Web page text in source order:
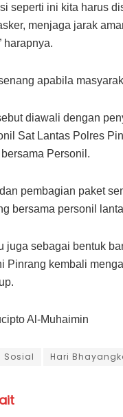
seperti ini kita harus
menjaga jarak
harapnya.
apabila
diawali dengan
Sat Lantas Polres
Personil.
pembagian paket
bersama personil
juga sebagai bentuk
Pinrang kembali
Al-Muhaimin
Sosial Hari